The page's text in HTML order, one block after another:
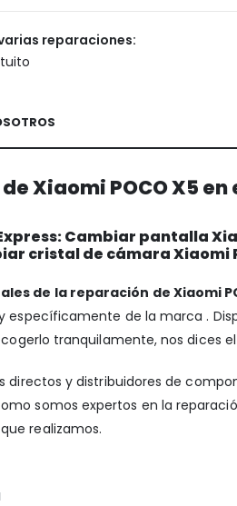
reparaciones:
Xiaomi POCO X5
Cambiar pantalla
cristal de cámara Xiaomi
de la reparación de Xiaomi
específicamente de la marca .
tranquilamente, nos dices
directos y distribuidores de
somos expertos en la
realizamos.